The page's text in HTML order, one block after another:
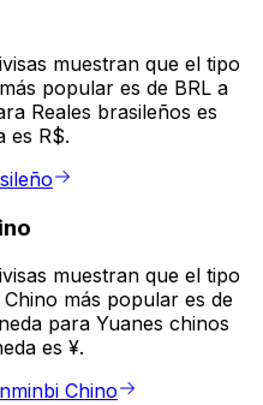
muestran que el tipo
popular es de BRL a
Reales brasileños es
es R$.
muestran que el tipo
más popular es de
para Yuanes chinos
es ¥.
Chino